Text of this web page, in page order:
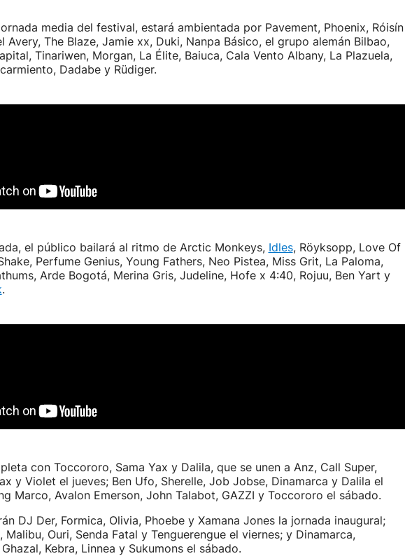
media del festival, estará ambientada por Pavement, Phoenix, Róisín
Avery, The Blaze, Jamie xx, Duki, Nanpa Básico, el grupo alemán Bilbao,
Tinariwen, Morgan, La Élite, Baiuca, Cala Vento Albany, La Plazuela,
Dadabe y Rüdiger.
el público bailará al ritmo de Arctic Monkeys, Idles, Röyksopp, Love Of
Perfume Genius, Young Fathers, Neo Pistea, Miss Grit, La Paloma,
Arde Bogotá, Merina Gris, Judeline, Hofe x 4:40, Rojuu, Ben Yart y
.
con Toccororo, Sama Yax y Dalila, que se unen a Anz, Call Super,
y Violet el jueves; Ben Ufo, Sherelle, Job Jobse, Dinamarca y Dalila el
Marco, Avalon Emerson, John Talabot, GAZZI y Toccororo el sábado.
DJ Der, Formica, Olivia, Phoebe y Xamana Jones la jornada inaugural;
Malibu, Ouri, Senda Fatal y Tenguerengue el viernes; y Dinamarca,
Kebra, Linnea y Sukumons el sábado.